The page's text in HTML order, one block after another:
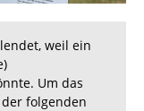
weil ein
Um das
folgenden